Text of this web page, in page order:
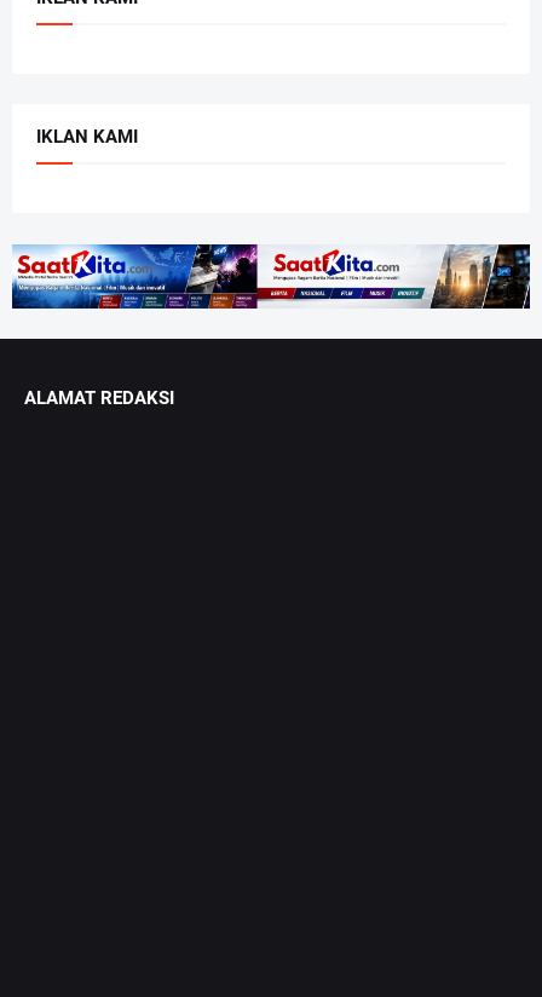
IKLAN KAMI
ALAMAT REDAKSI